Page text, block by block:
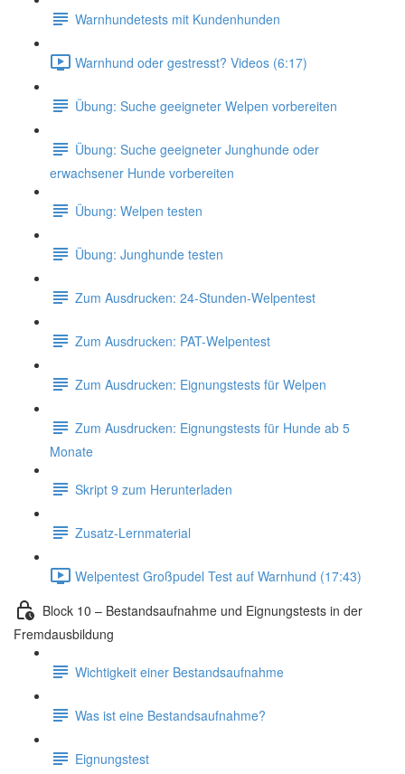
Warnhundetests mit Kundenhunden
Warnhund oder gestresst? Videos (6:17)
Übung: Suche geeigneter Welpen vorbereiten
Übung: Suche geeigneter Junghunde oder
erwachsener Hunde vorbereiten
Übung: Welpen testen
Übung: Junghunde testen
Zum Ausdrucken: 24-Stunden-Welpentest
Zum Ausdrucken: PAT-Welpentest
Zum Ausdrucken: Eignungstests für Welpen
Zum Ausdrucken: Eignungstests für Hunde ab 5
Monate
Skript 9 zum Herunterladen
Zusatz-Lernmaterial
Welpentest Großpudel Test auf Warnhund (17:43)
Block 10 – Bestandsaufnahme und Eignungstests in der
Fremdausbildung
Wichtigkeit einer Bestandsaufnahme
Was ist eine Bestandsaufnahme?
Eignungstest